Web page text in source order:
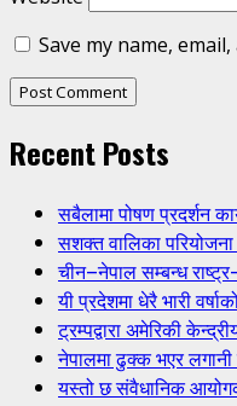
Save my name,
Recent Posts
सबैलामा पोषण प्रदर्शन
सशक्त वालिका
चीन–नेपाल सम्बन्ध
यी प्रदेशमा धेरै भारी
ट्रम्पद्वारा अमेरिकी
नेपालमा ढुक्क भएर
यस्तो छ संवैधानिक